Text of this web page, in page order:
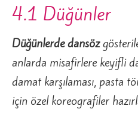
4.1 Düğünler
Düğünlerde dansöz
anlarda misafirlere keyifli
damat karşılaması, pasta
için özel koreografiler